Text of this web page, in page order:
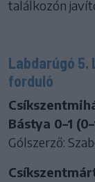
találkozón
Labdarúgó
forduló
Bástya 0–1
Gólszerző: